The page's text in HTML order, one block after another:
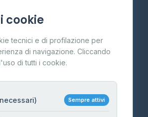
legali
cookie
tecnici e di profilazione per
di navigazione. Cliccando
di tutti i cookie.
Sempre attivi